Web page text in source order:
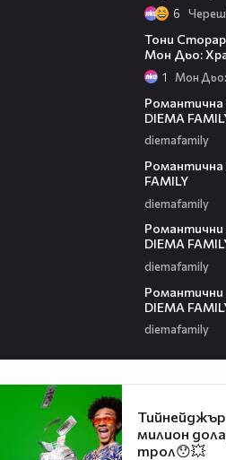
6
Тони
Мон Дьо:
1
Романтична
DIEMA
diemafamily
Романтична
FAMILY
diemafamily
Романтични
DIEMA
diemafamily
Романтични
DIEMA
diemafamily
милион
трол😯💥